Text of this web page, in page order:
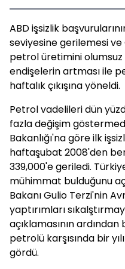
ABD işsizlik
seviyesine gerilemesi
petrol üretimini
endişelerin artması ile
haftalık çıkışına yöneldi.
Petrol vadelileri dün
fazla değişim
Bakanlığı'na göreilk
haftaşubat 2008'den
339,000'e geriledi.
mühimmat bulduğunu
Bakanı Gulio Terzi'nin
yaptırımları
açıklamasının
petrolü karşısında bir
gördü.